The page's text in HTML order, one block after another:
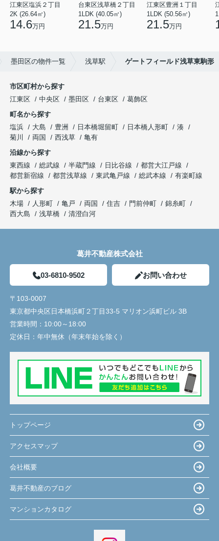
江東区塩浜２丁目
2K (26.64㎡)
14.6万円
台東区浅草橋２丁目
1LDK (40.05㎡)
21.5万円
江東区豊洲１丁目
1LDK (50.56㎡)
21.5万円
墨田区の物件一覧 浅草駅 ゲートフィールド浅草東駒形
市区町村から探す
江東区
中央区 墨田区 台東区
葛飾区
町名から探す
塩浜
大島 豊洲 日本橋堀留町 日本橋人形町
湊
菊川
両国 西浅草
亀有
沿線から探す
東西線
総武線 半蔵門線 日比谷線
都営大江戸線
都営新宿線
都営浅草線 東武亀戸線 総武本線
有楽町線
駅から探す
木場
人形町 亀戸 両国 住吉 門前仲町
錦糸町
西大島
浅草橋 清澄白河
葛井不動産株式会社
03-6810-9502 お問い合わせ
〒103-0007
東京都中央区日本橋浜町２丁目33-5 マリオン浜町ビル 3B
営業時間： 10:00～18:00
定休日： 年中無休（年末年始を除く）
トップページ
アクセスマップ
会社概要
葛井不動産のブログ
マンションカタログ